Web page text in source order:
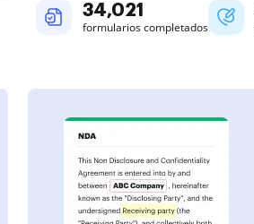
34,022
formularios completados